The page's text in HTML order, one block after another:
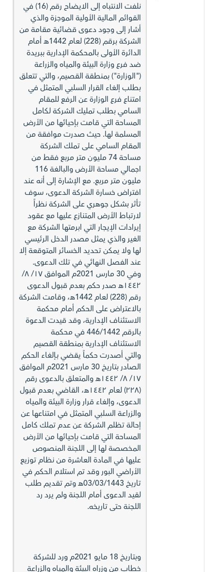
نلفت الانتباه إلى الايضاح رقم (16) في
القوائم المالية الأولية الموجزة والذي
أشار إلى وجود دعوى قضائية مقامة من
الشركة برقم (228) لعام 1442هـ أمام
الدائرة الأولى بالمحكمة الإدارية ببريدة
ضد فرع وزارة البيئة والمياه والزراعة
("الوزارة") بمنطقة القصيم، والتي تتعلق
بطلب إلغاء القرار السلبي المتمثل في
امتناع فرع الوزارة عن الرفع للمقام
السامي بطلب تمليك الشركة لكامل
المساحة التي قامت بإحيائها من الأرض
المسلمة لها. حيث صدرت موافقة من
المقام السامي على تملك الشركة
مساحة 74 مليون متر مربع فقط من
اجمالي مساحة الأرض والبالغة 116
مليون متر مربع. مع الإشارة إلى أنه عند
افتراض خسارة الشركة الدعوى، سوف
تأثر بشكل جوهري على الشركة نظراً
لارتباط الأرض المتنازع عليها مع عقود
إيرادات الإيجار التي ابرمتها الشركة مع
الغير والذي يمثل مصدر الدخل الرئيسي
لها ولا يمكن تحديد الخسائر المتوقعة إلا
عند الفصل النهائي في تلك الدعوى.
وفي 30 مارس 2021م الموافق ١٧/ ٨/
١٤٤٢هـ صدر حكم بعدم قبول الدعوى
رقم (228) لعام 1442هـ، وقامت الشركة
بالاعتراض على الحكم أمام محكمة
الاستئناف الإدارية، وقد قيدت الدعوة
بالرقم 446/1442 في محكمة
الاستئناف الإدارية بمنطقة القصيم
والتي أصدرت حكماً يقضي بـإلغاء الحكم
الصادر بتاريخ 30 مارس 2021م الموافق
١٧/ ٨/ ١٤٤٢هـ والمتعلق بالدعوى رقم
(٢٢٨) لعام ١٤٤٢هـ، القاضي بـعدم قبول
الدعوى، وإلغاء قرار وزارة البيئة والمياه
والزراعة السلبي المتمثل في امتناعها عن
إحالة تظلم الشركة عن عدم تملك كامل
المساحة التي قامت بإحيائها من الأرض
المخصصة لها إلى اللجنة المنصوص
عليها في المادة العاشرة من نظام توزيع
الأراضي البور وقد تم استلام الحكم في
تاريخ 03/03/1443هـ وتم تقديم طلب
لقيد الدعوى أمام اللجنة ولم يرد رد
اللجنة حتى تاريخه.
وبتاريخ 18 مايو 2021م ورد للشركة
خطاب من وزراه البيئة والمياه والزراعة